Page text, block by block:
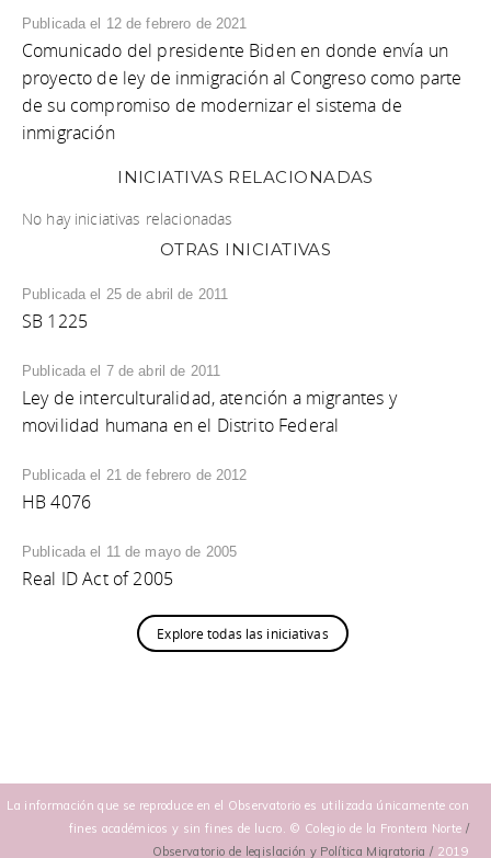
Publicada el 12 de febrero de 2021
Comunicado del presidente Biden en donde envía un
proyecto de ley de inmigración al Congreso como parte
de su compromiso de modernizar el sistema de
inmigración
INICIATIVAS RELACIONADAS
No hay iniciativas relacionadas
OTRAS INICIATIVAS
Publicada el 25 de abril de 2011
SB 1225
Publicada el 7 de abril de 2011
Ley de interculturalidad, atención a migrantes y
movilidad humana en el Distrito Federal
Publicada el 21 de febrero de 2012
HB 4076
Publicada el 11 de mayo de 2005
Real ID Act of 2005
Explore todas las iniciativas
La información que se reproduce en el Observatorio es utilizada únicamente con
fines académicos y sin fines de lucro. © Colegio de la Frontera Norte /
Observatorio de legislación y Política Migratoria / 2019